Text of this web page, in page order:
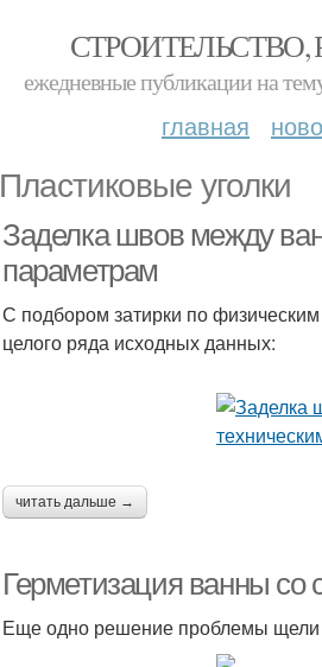
ежедневные публикации на
главная
Пластиковые уголки
Заделка швов между
параметрам
С подбором затирки по физическим
целого ряда исходных данных:
читать дальше →
Герметизация ванны со
Еще одно решение проблемы щели